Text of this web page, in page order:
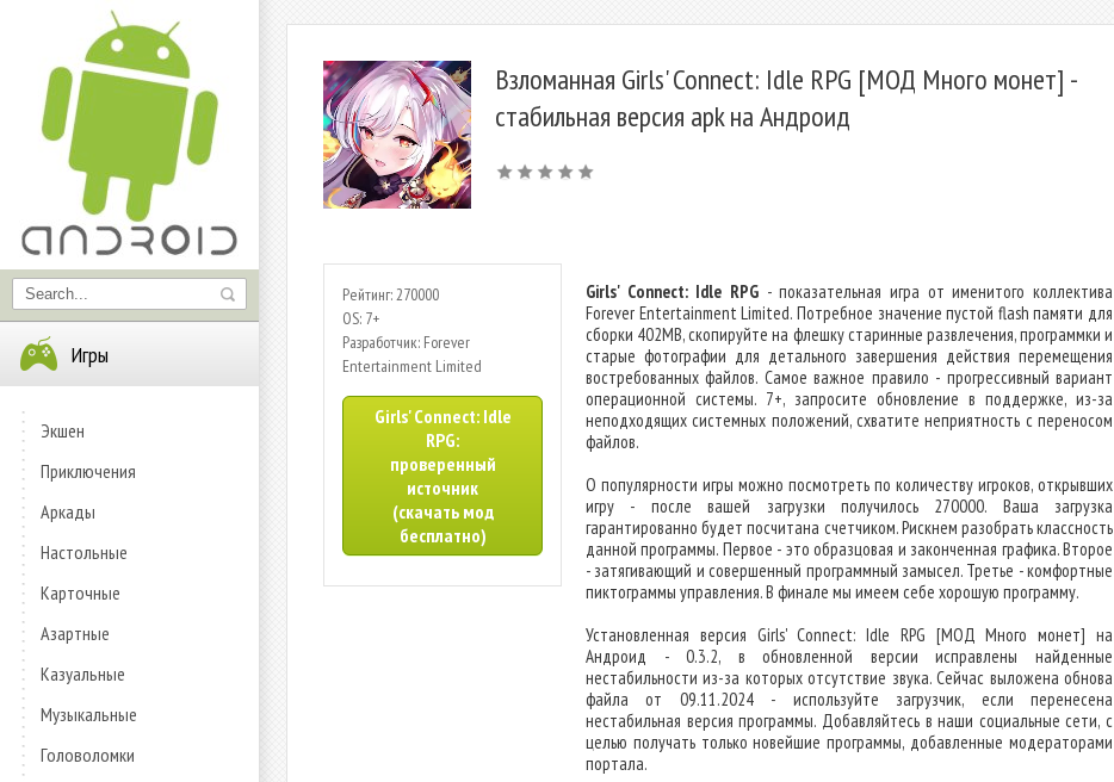
Игры
Экшен
Приключения
Аркады
Настольные
Карточные
Азартные
Казуальные
Музыкальные
Головоломки
Взломанная Girls' Connect: Idle RPG [МОД Много монет] -
стабильная версия apk на Андроид
Рейтинг: 270000
OS: 7+
Разработчик: Forever
Entertainment Limited
Girls' Connect: Idle
RPG:
проверенный
источник
(скачать мод
бесплатно)
Girls' Connect: Idle RPG - показательная игра от именитого коллектива
Forever Entertainment Limited. Потребное значение пустой flash памяти для
сборки 402MB, скопируйте на флешку старинные развлечения, программки и
старые фотографии для детального завершения действия перемещения
востребованных файлов. Самое важное правило - прогрессивный вариант
операционной системы. 7+, запросите обновление в поддержке, из-за
неподходящих системных положений, схватите неприятность с переносом
файлов.
О популярности игры можно посмотреть по количеству игроков, открывших
игру - после вашей загрузки получилось 270000. Ваша загрузка
гарантированно будет посчитана счетчиком. Рискнем разобрать классность
данной программы. Первое - это образцовая и законченная графика. Второе
- затягивающий и совершенный программный замысел. Третье - комфортные
пиктограммы управления. В финале мы имеем себе хорошую программу.
Установленная версия Girls' Connect: Idle RPG [МОД Много монет] на
Андроид - 0.3.2, в обновленной версии исправлены найденные
нестабильности из-за которых отсутствие звука. Сейчас выложена обнова
файла от 09.11.2024 - используйте загрузчик, если перенесена
нестабильная версия программы. Добавляйтесь в наши социальные сети, с
целью получать только новейшие программы, добавленные модераторами
портала.